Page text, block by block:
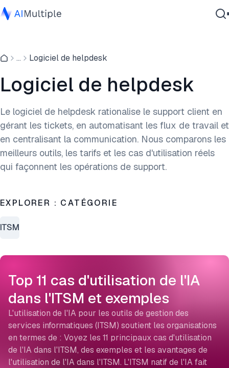
cybersécurité
Logiciel d'entreprise
Contactez-nous
... Logiciel de helpdesk
Logiciel de helpdesk
Le logiciel de helpdesk rationalise le support client en
gérant les tickets, en automatisant les flux de travail et
en centralisant la communication. Nous comparons les
meilleurs outils, les tarifs et les cas d'utilisation réels
qui façonnent les opérations de support.
EXPLORER : CATÉGORIE
ITSM
Top 11 cas d'utilisation de l'IA
dans l'ITSM et exemples
L'utilisation de l'IA pour les outils de gestion des
services informatiques (ITSM) soutient les organisations
en termes de : Voyez les 11 principaux cas d'utilisation
de l'IA dans l'ITSM, des exemples et les avantages de
l'utilisation de l'IA dans l'ITSM. L'ITSM natif de l'IA fait